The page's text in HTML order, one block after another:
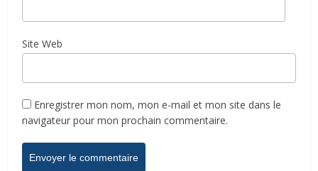
Site Web
Enregistrer mon nom, mon e-mail et mon site dans le
navigateur pour mon prochain commentaire.